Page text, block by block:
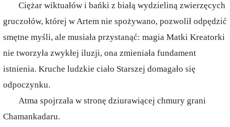
Ciężar wiktuałów i bańki z białą wydzieliną zwierzęcych
gruczołów, której w Artem nie spożywano, pozwolił odpędzić
smętne myśli, ale musiała przystanąć: magia Matki Kreatorki
nie tworzyła zwykłej iluzji, ona zmieniała fundament
istnienia. Kruche ludzkie ciało Starszej domagało się
odpoczynku.
Atma spojrzała w stronę dziurawiącej chmury grani
Chamankadaru.